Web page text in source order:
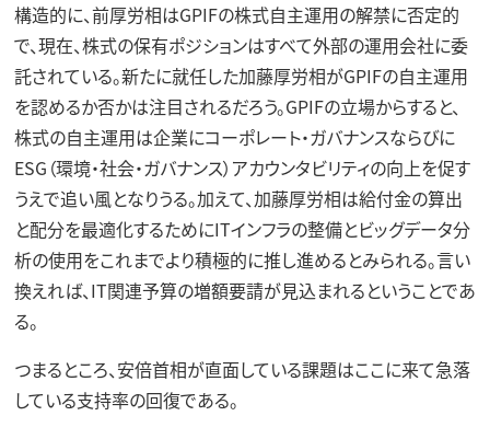
構造的に、前厚労相はGPIFの株式自主運用の解禁に否定的
で、現在、株式の保有ポジションはすべて外部の運用会社に委
託されている。新たに就任した加藤厚労相がGPIFの自主運用
を認めるか否かは注目されるだろう。GPIFの立場からすると、
株式の自主運用は企業にコーポレート・ガバナンスならびに
ESG（環境・社会・ガバナンス）アカウンタビリティの向上を促す
うえで追い風となりうる。加えて、加藤厚労相は給付金の算出
と配分を最適化するためにITインフラの整備とビッグデータ分
析の使用をこれまでより積極的に推し進めるとみられる。言い
換えれば、IT関連予算の増額要請が見込まれるということであ
る。
つまるところ、安倍首相が直面している課題はここに来て急落
している支持率の回復である。